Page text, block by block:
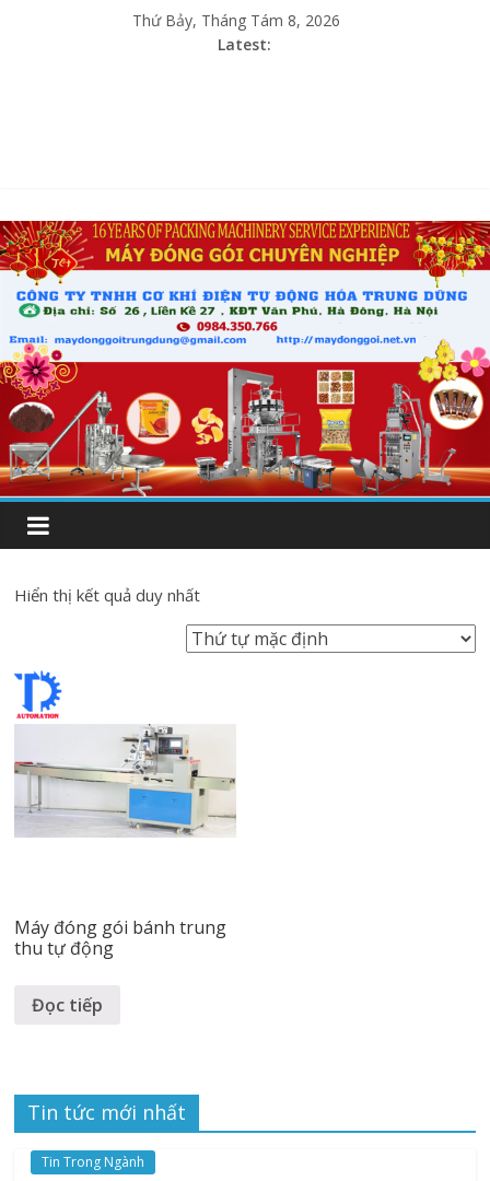
Thứ Bảy, Tháng Tám 8, 2026
Latest:
Hiển thị kết quả duy nhất
Máy đóng gói bánh trung
thu tự động
Đọc tiếp
Tin tức mới nhất
Tin Trong Ngành